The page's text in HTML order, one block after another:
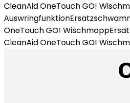
CleanAid OneTouch GO!
OneTouch GO!
CleanAid OneTouch GO!